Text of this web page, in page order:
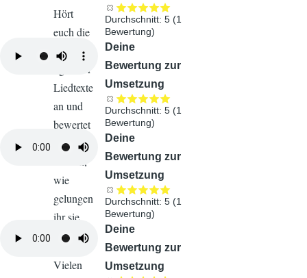
Durchschnitt:5 (1
Bewertung)
Deine
Bewertung zur
Umsetzung
Durchschnitt:5 (1
Bewertung)
Deine
Bewertung zur
Umsetzung
Durchschnitt:5 (1
Bewertung)
Deine
Bewertung zur
Umsetzung
Hört
euch die
Umsetzu
ngen der
Liedtexte
an und
bewertet
sie
danach,
wie
gelungen
ihr sie
findet.
Vielen